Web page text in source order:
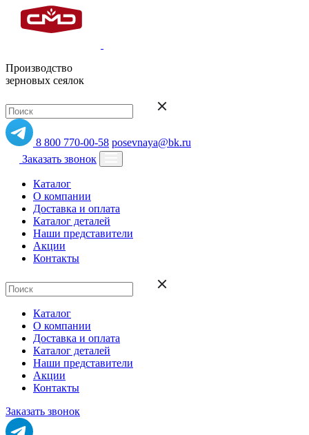
Производство
зерновых сеялок
8 800 770-00-58 posevnaya@bk.ru
Заказать звонок
Каталог
О компании
Доставка и оплата
Каталог деталей
Наши представители
Акции
Контакты
Каталог
О компании
Доставка и оплата
Каталог деталей
Наши представители
Акции
Контакты
Заказать звонок